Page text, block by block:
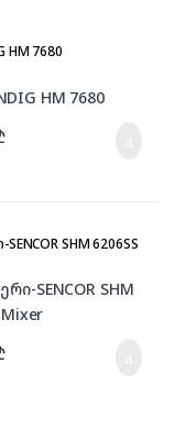
HM 7680
SHM 6206SS